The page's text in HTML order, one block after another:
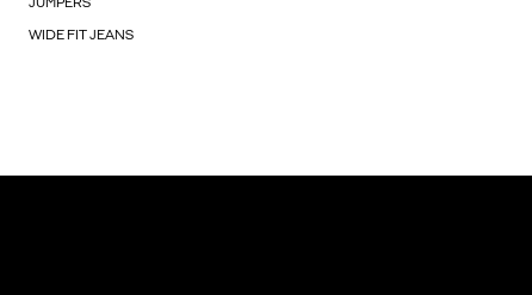
JUMPERS
WIDE FIT JEANS